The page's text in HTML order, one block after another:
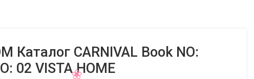
Каталог CARNIVAL Book NO:
02 VISTA HOME